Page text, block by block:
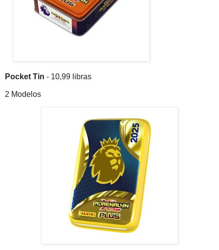
Pocket Tin - 10,99 libras
2 Modelos